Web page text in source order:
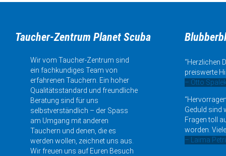
Taucher-Zentrum Planet Scuba
Wir vom Taucher-Zentrum sind
ein fachkundiges Team von
erfahrenen Tauchern. Ein hoher
Qualitätsstandard und freundliche
Beratung sind für uns
selbstverständlich – der Spass
am Umgang mit anderen
Tauchern und denen, die es
werden wollen, zeichnet uns aus.
Wir freuen uns auf Euren Besuch
“Herzlichen
preiswerte
– Otto
Geduld sind
Fragen toll
worden.
– Laima